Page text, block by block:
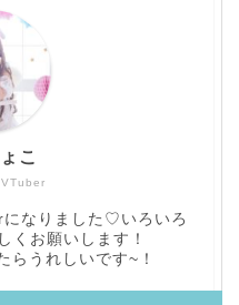
こ
なりました♡いろいろ
くお願いします！
らうれしいです~！
top！